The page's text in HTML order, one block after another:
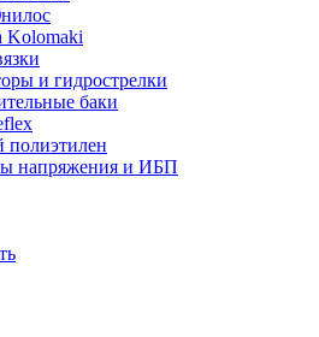
Kolomaki
и гидрострелки
баки
напряжения и ИБП